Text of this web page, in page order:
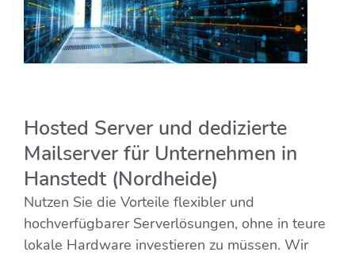
Hosted Server und dedizierte
Mailserver für Unternehmen in
Hanstedt (Nordheide)
Nutzen Sie die Vorteile flexibler und
hochverfügbarer Serverlösungen, ohne in teure
lokale Hardware investieren zu müssen. Wir